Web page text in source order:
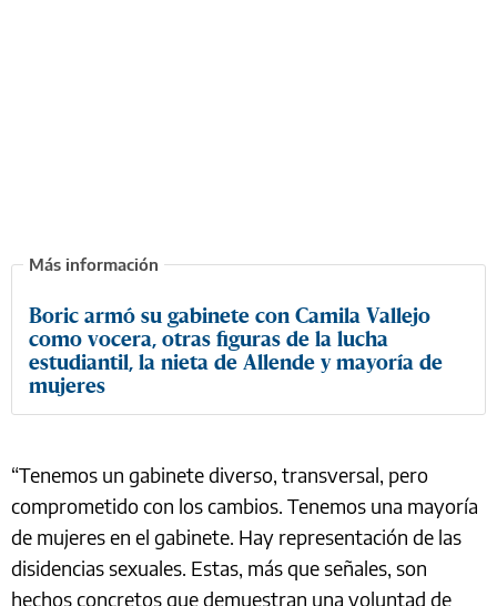
Boric armó su gabinete con Camila Vallejo
como vocera, otras figuras de la lucha
estudiantil, la nieta de Allende y mayoría de
mujeres
“Tenemos un gabinete diverso, transversal, pero
comprometido con los cambios. Tenemos una mayoría
de mujeres en el gabinete. Hay representación de las
disidencias sexuales. Estas, más que señales, son
hechos concretos que demuestran una voluntad de